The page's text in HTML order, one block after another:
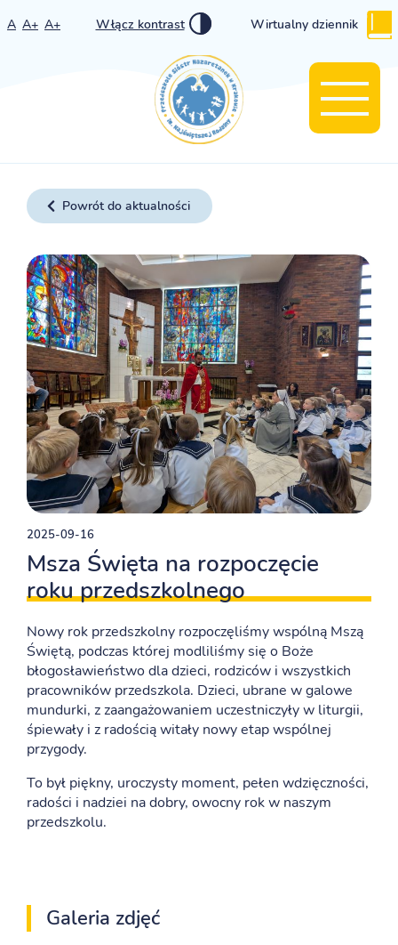
A A+ A+ Włącz kontrast Wirtualny dziennik
Powrót do aktualności
2025-09-16
Msza Święta na rozpoczęcie
roku przedszkolnego
Nowy rok przedszkolny rozpoczęliśmy wspólną Mszą
Świętą, podczas której modliliśmy się o Boże
błogosławieństwo dla dzieci, rodziców i wszystkich
pracowników przedszkola. Dzieci, ubrane w galowe
mundurki, z zaangażowaniem uczestniczyły w liturgii,
śpiewały i z radością witały nowy etap wspólnej
przygody.
To był piękny, uroczysty moment, pełen wdzięczności,
radości i nadziei na dobry, owocny rok w naszym
przedszkolu.
Galeria zdjęć